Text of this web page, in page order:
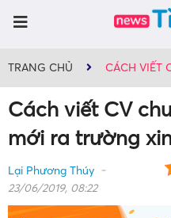
TRANG CHỦ CÁCH VIẾT
Cách viết CV
mới ra trường
Lại Phương Thúy
23/06/2019, 08:22